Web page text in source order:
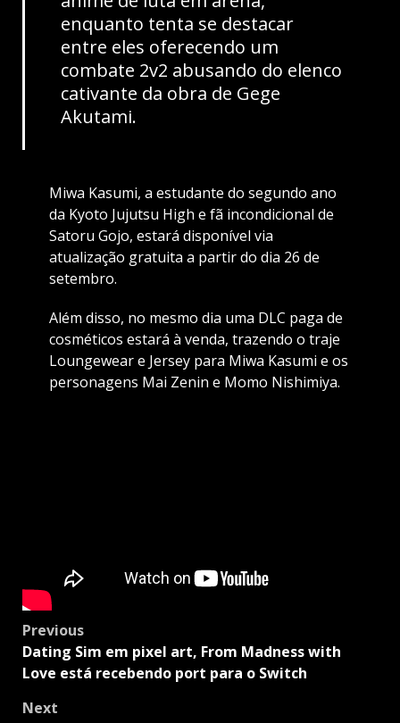
enquanto tenta se destacar
entre eles oferecendo um
combate 2v2 abusando do elenco
cativante da obra de Gege
Akutami.
Miwa Kasumi, a estudante do segundo ano
da Kyoto Jujutsu High e fã incondicional de
Satoru Gojo, estará disponível via
atualização gratuita a partir do dia 26 de
setembro.
Além disso, no mesmo dia uma DLC paga de
cosméticos estará à venda, trazendo o traje
Loungewear e Jersey para Miwa Kasumi e os
personagens Mai Zenin e Momo Nishimiya.
Post
navigation
Previous
Dating Sim em pixel art, From Madness with
Love está recebendo port para o Switch
Next